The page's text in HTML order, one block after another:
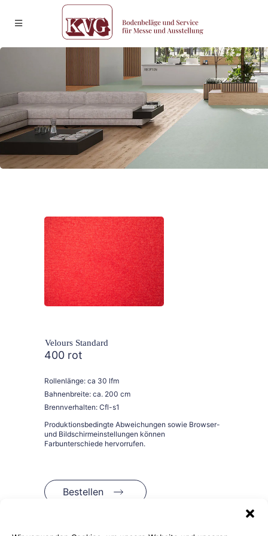
400 rot
Rollenlänge: ca 30 lfm
Bahnenbreite: ca. 200 cm
Brennverhalten: Cfl-s1
Bestellen
Velours Standard